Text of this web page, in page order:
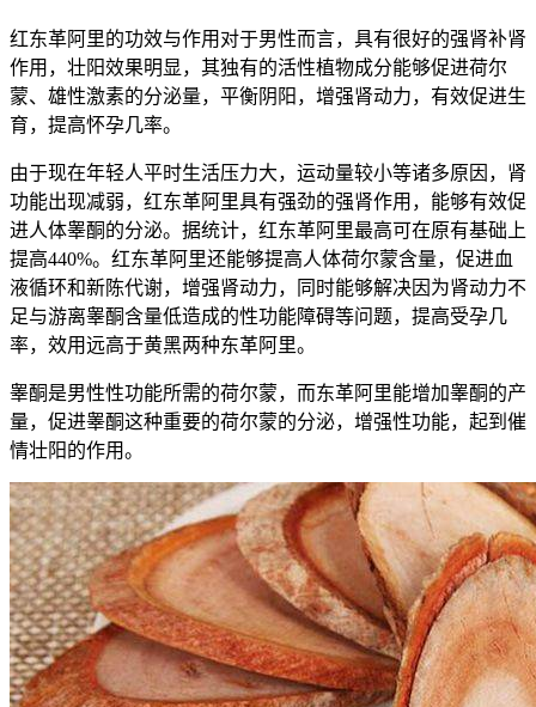
红东革阿里的功效与作用对于男性而言，具有很好的强肾补肾
作用，壮阳效果明显，其独有的活性植物成分能够促进荷尔
蒙、雄性激素的分泌量，平衡阴阳，增强肾动力，有效促进生
育，提高怀孕几率。
由于现在年轻人平时生活压力大，运动量较小等诸多原因，肾
功能出现减弱，红东革阿里具有强劲的强肾作用，能够有效促
进人体睾酮的分泌。据统计，红东革阿里最高可在原有基础上
提高440%。红东革阿里还能够提高人体荷尔蒙含量，促进血
液循环和新陈代谢，增强肾动力，同时能够解决因为肾动力不
足与游离睾酮含量低造成的性功能障碍等问题，提高受孕几
率，效用远高于黄黑两种东革阿里。
睾酮是男性性功能所需的荷尔蒙，而东革阿里能增加睾酮的产
量，促进睾酮这种重要的荷尔蒙的分泌，增强性功能，起到催
情壮阳的作用。